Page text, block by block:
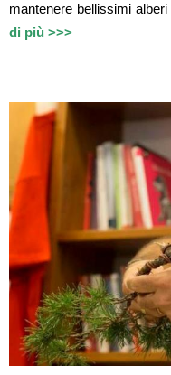
mantenere bellissimi
di più >>>